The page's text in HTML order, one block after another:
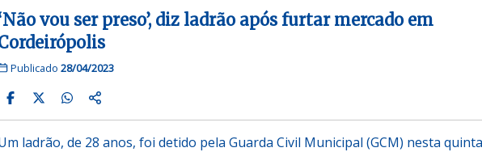
vou ser preso’, diz ladrão após furtar mercado em
Publicado 28/04/2023
ladrão, de 28 anos, foi detido pela Guarda Civil Municipal (GCM) nesta